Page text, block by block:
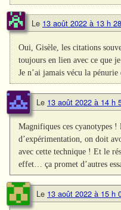
Le 13 août 2022 à 13 h
Oui, Gisèle, les citations
toujours en lien avec ce que
Je n’ai jamais vécu la
Le 13 août 2022 à 14 h
Magnifiques ces cyanotypes
d’expérimentation, on doit
avec cette technique ! Et le
effet… ça promet d’autres
Le 13 août 2022 à 15 h